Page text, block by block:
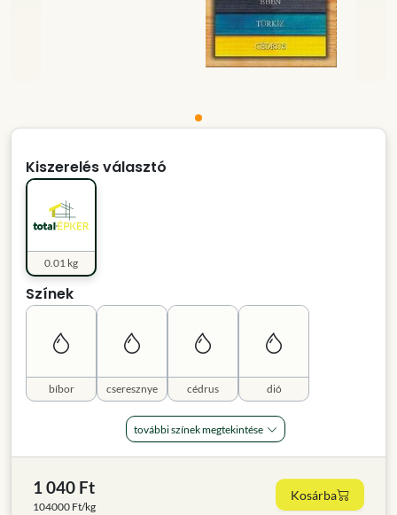
Kiszerelés választó
0.01 kg
Színek
bíbor cseresznye cédrus dió
további színek megtekintése
1 040 Ft
104000 Ft/kg
Kosárba